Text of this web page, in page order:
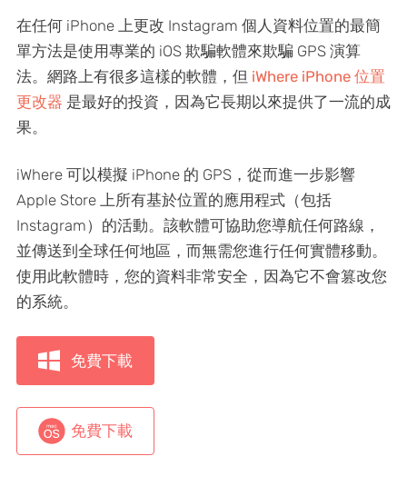
在任何 iPhone 上更改 Instagram 個人資料位置的最簡
單方法是使用專業的 iOS 欺騙軟體來欺騙 GPS 演算
法。網路上有很多這樣的軟體，但 iWhere iPhone 位置
更改器 是最好的投資，因為它長期以來提供了一流的成
果。
iWhere 可以模擬 iPhone 的 GPS，從而進一步影響
Apple Store 上所有基於位置的應用程式（包括
Instagram）的活動。該軟體可協助您導航任何路線，
並傳送到全球任何地區，而無需您進行任何實體移動。
使用此軟體時，您的資料非常安全，因為它不會篡改您
的系統。
免費下載
免費下載